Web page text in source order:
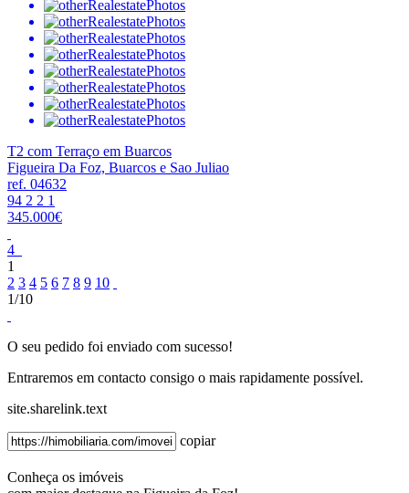
T2 com Terraço em Buarcos
Figueira Da Foz, Buarcos e Sao Juliao
ref. 04632
94 2 2 1
345.000€
4
1
2 3 4 5 6 7 8 9 10
1/10
O seu pedido foi enviado com sucesso!
Entraremos em contacto consigo o mais rapidamente possível.
site.sharelink.text
copiar
Conheça os imóveis